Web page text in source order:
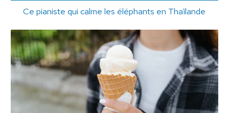
Ce pianiste qui calme les éléphants en Thaïlande